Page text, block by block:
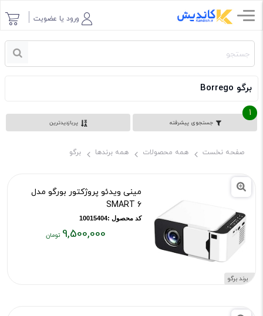
ورود یا عضویت
برگو Borrego
جستجوی پیشرفته
1
پربازدیدترین
صفحه نخست همه محصولات همه برندها برگو
برند برگو
مینی ویدئو پروژکتور بورگو مدل
SMART 6
کد محصول :10015404
9,500,000